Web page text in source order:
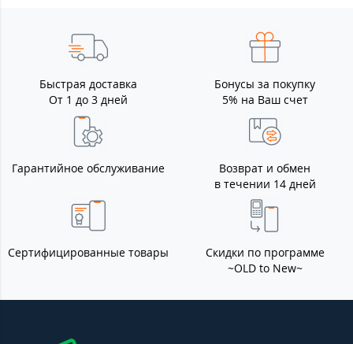
Быстрая доставка
От 1 до 3 дней
Бонусы за покупку
5% на Ваш счет
Гарантийное обслуживание
Возврат и обмен
в течении 14 дней
Сертифицированные товары
Скидки по программе
~OLD to New~